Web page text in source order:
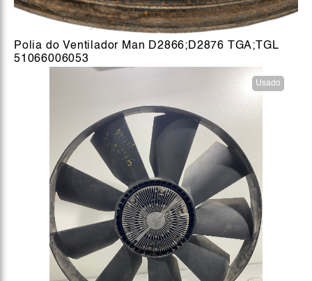
Polia do Ventilador Man D2866;D2876 TGA;TGL
51066006053
Usado